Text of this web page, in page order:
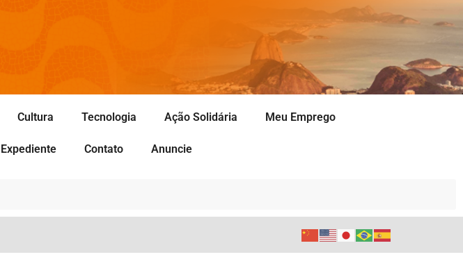
Cultura Tecnologia Ação Solidária Meu Emprego
Expediente Contato Anuncie